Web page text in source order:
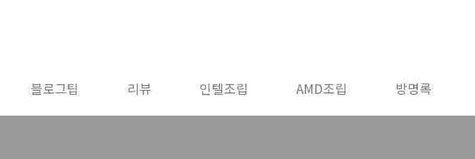
블로그팁 리뷰 인텔조립 AMD조립 방명록